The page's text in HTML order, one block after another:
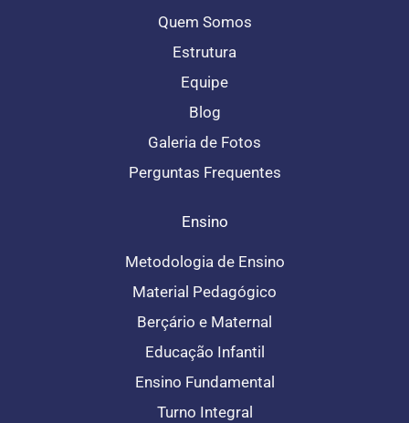
Quem Somos
Estrutura
Equipe
Blog
Galeria de Fotos
Perguntas Frequentes
Ensino
Metodologia de Ensino
Material Pedagógico
Berçário e Maternal
Educação Infantil
Ensino Fundamental
Turno Integral